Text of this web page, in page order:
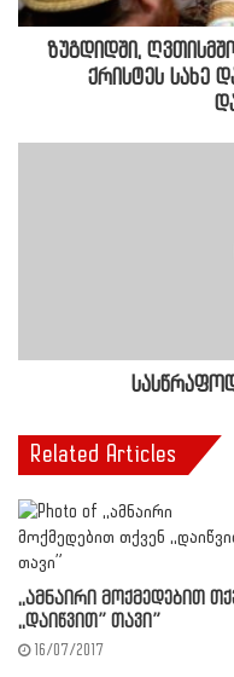
ზუგდიდში,
ქრისტეს სახე
Related Articles
,,ამნაირი მოქმედებით
,,დაიწვით” თავი”
16/07/2017